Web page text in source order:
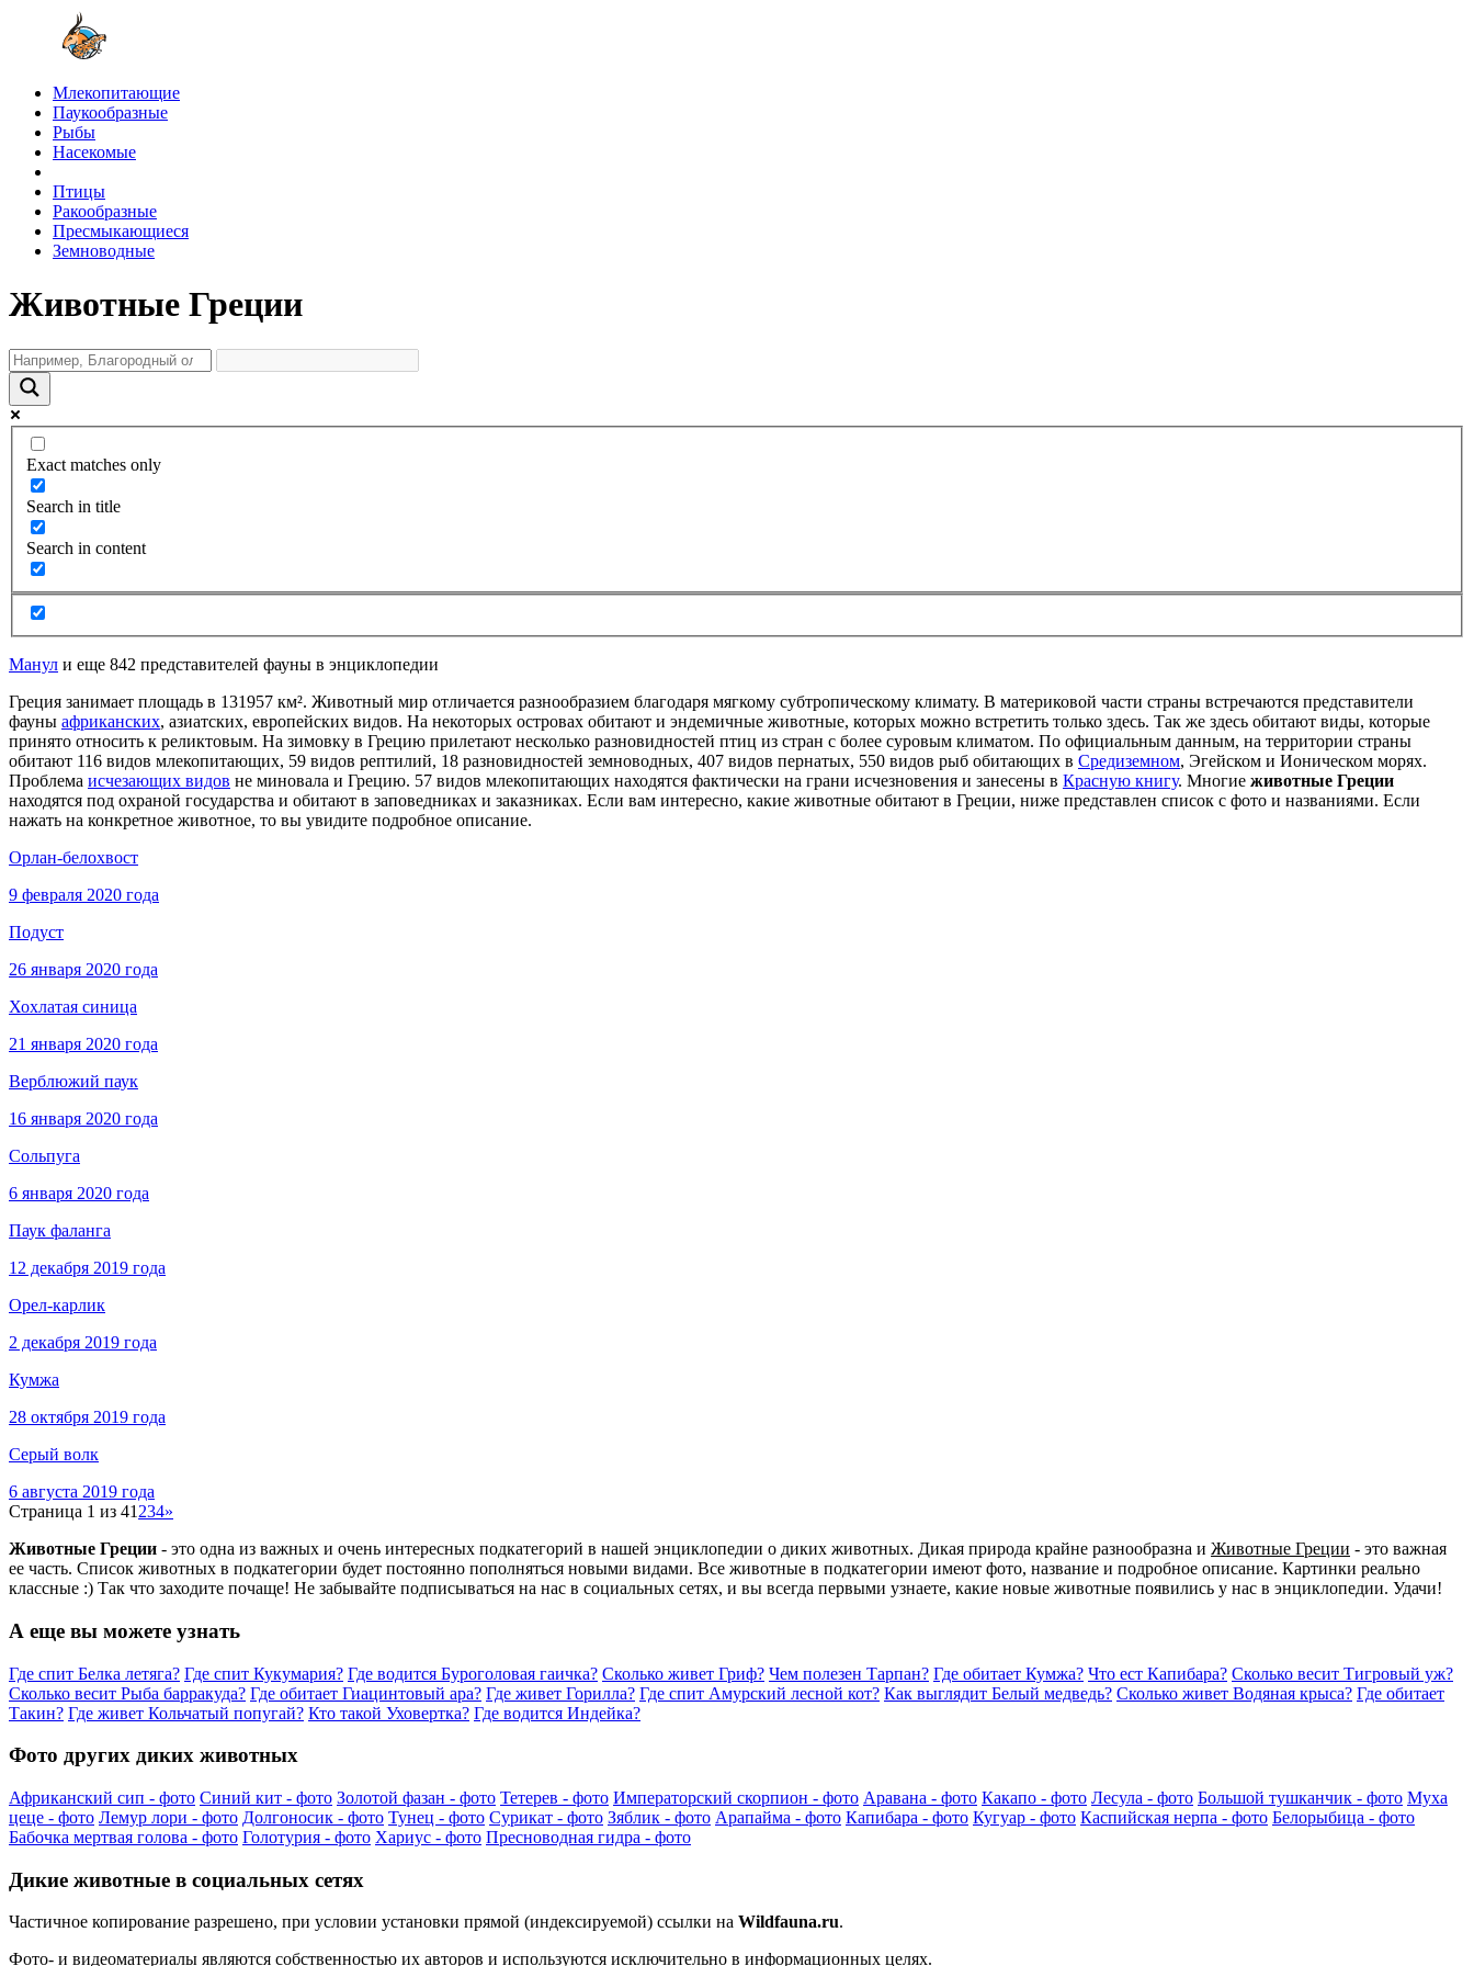
Млекопитающие
Паукообразные
Рыбы
Насекомые
Птицы
Ракообразные
Пресмыкающиеся
Земноводные
Животные Греции
Exact matches only
Search in title
Search in content
Манул и еще 842 представителей фауны в энциклопедии
Греция занимает площадь в 131957 км². Животный мир отличается разнообразием благодаря мягкому субтропическому климату. В материковой части страны встречаются представители
фауны африканских, азиатских, европейских видов. На некоторых островах обитают и эндемичные животные, которых можно встретить только здесь. Так же здесь обитают виды, которые
принято относить к реликтовым. На зимовку в Грецию прилетают несколько разновидностей птиц из стран с более суровым климатом. По официальным данным, на территории страны
обитают 116 видов млекопитающих, 59 видов рептилий, 18 разновидностей земноводных, 407 видов пернатых, 550 видов рыб обитающих в Средиземном, Эгейском и Ионическом морях.
Проблема исчезающих видов не миновала и Грецию. 57 видов млекопитающих находятся фактически на грани исчезновения и занесены в Красную книгу. Многие животные Греции
находятся под охраной государства и обитают в заповедниках и заказниках. Если вам интересно, какие животные обитают в Греции, ниже представлен список с фото и названиями. Если
нажать на конкретное животное, то вы увидите подробное описание.
Орлан-белохвост
9 февраля 2020 года
Подуст
26 января 2020 года
Хохлатая синица
21 января 2020 года
Верблюжий паук
16 января 2020 года
Сольпуга
6 января 2020 года
Паук фаланга
12 декабря 2019 года
Орел-карлик
2 декабря 2019 года
Кумжа
28 октября 2019 года
Серый волк
6 августа 2019 года
Страница 1 из 41 234»
Животные Греции - это одна из важных и очень интересных подкатегорий в нашей энциклопедии о диких животных. Дикая природа крайне разнообразна и Животные Греции - это важная
ее часть. Список животных в подкатегории будет постоянно пополняться новыми видами. Все животные в подкатегории имеют фото, название и подробное описание. Картинки реально
классные :) Так что заходите почаще! Не забывайте подписываться на нас в социальных сетях, и вы всегда первыми узнаете, какие новые животные появились у нас в энциклопедии. Удачи!
А еще вы можете узнать
Где спит Белка летяга? Где спит Кукумария? Где водится Буроголовая гаичка? Сколько живет Гриф? Чем полезен Тарпан? Где обитает Кумжа? Что ест Капибара? Сколько весит Тигровый уж?
Сколько весит Рыба барракуда? Где обитает Гиацинтовый ара? Где живет Горилла? Где спит Амурский лесной кот? Как выглядит Белый медведь? Сколько живет Водяная крыса? Где обитает
Такин? Где живет Кольчатый попугай? Кто такой Уховертка? Где водится Индейка?
Фото других диких животных
Африканский сип - фото Синий кит - фото Золотой фазан - фото Тетерев - фото Императорский скорпион - фото Аравана - фото Какапо - фото Лесула - фото Большой тушканчик - фото Муха
цеце - фото Лемур лори - фото Долгоносик - фото Тунец - фото Сурикат - фото Зяблик - фото Арапайма - фото Капибара - фото Кугуар - фото Каспийская нерпа - фото Белорыбица - фото
Бабочка мертвая голова - фото Голотурия - фото Хариус - фото Пресноводная гидра - фото
Дикие животные в социальных сетях
Частичное копирование разрешено, при условии установки прямой (индексируемой) ссылки на Wildfauna.ru.
Фото- и видеоматериалы являются собственностью их авторов и используются исключительно в информационных целях.